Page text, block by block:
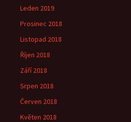
Leden 2019
Prosinec 2018
Listopad 2018
Říjen 2018
Září 2018
Srpen 2018
Červen 2018
Květen 2018